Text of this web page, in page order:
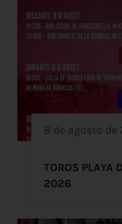
8 de agosto de
TOROS PLAYA
2026